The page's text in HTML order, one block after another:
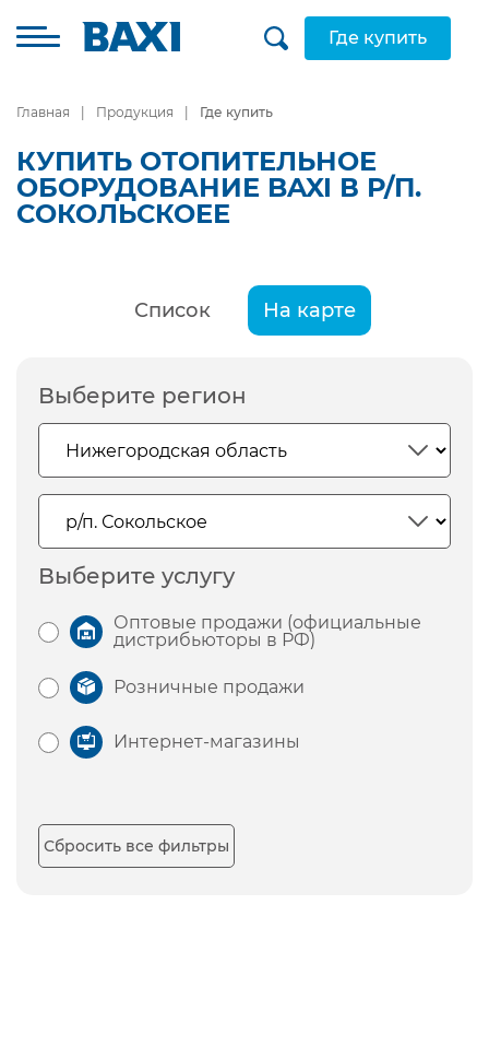
Где купить
Главная Продукция Где купить
КУПИТЬ ОТОПИТЕЛЬНОЕ
ОБОРУДОВАНИЕ BAXI В Р/П.
СОКОЛЬСКОЕЕ
Список На карте
Выберите регион
Выберите услугу
Оптовые продажи (официальные
дистрибьюторы в РФ)
Розничные продажи
Интернет-магазины
Сбросить все фильтры